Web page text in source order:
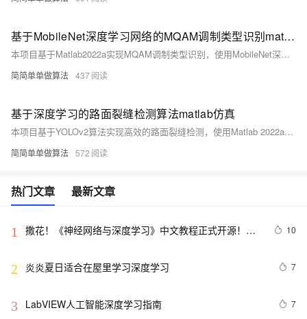
基于MobileNet深度学习网络的MQAM调制类型识别matlab仿真
本项目基于Matlab2022a实现MQAM调制类型识别，使用MobileNet深度学习网络。完整程序运行效果无水印，核心代码含详细中文注释和操作视频。MQAM调制在无线通信中至关重要，MobileNet以其轻量化、高效性适合资源受限环境。通过数据预处理、网络训练与优化，确保高识别准确率并降低计算复杂度，为频谱监测、信号解调等提供支持。
简简单单做算法 437
基于深度学习的路面裂缝检测算法matlab仿真
本项目基于YOLOv2算法实现高效的路面裂缝检测，使用Matlab 2022a开发。完整程序运行效果无水印，核心代码配有详细中文注释及操作视频。通过深度学习技术，将目标检测转化为回归问题，直接预测裂缝位置和类别，大幅提升检测效率与准确性。适用于实时检测任务，确保道路安全维护。 简介涵盖了算法理论、数据集准备、网络训练及检测过程，采用Darknet-19卷积神经网络结构，结合随机梯度下降算法进行训练。
简简单单做算法 572
热门文章 最新文章
1
撒花！《神经网络与深度学习》中文教程正式开源！全
10
2 炎炎夏日适合在屋里学习深度学习 7
3 LabVIEW人工智能深度学习指南 7